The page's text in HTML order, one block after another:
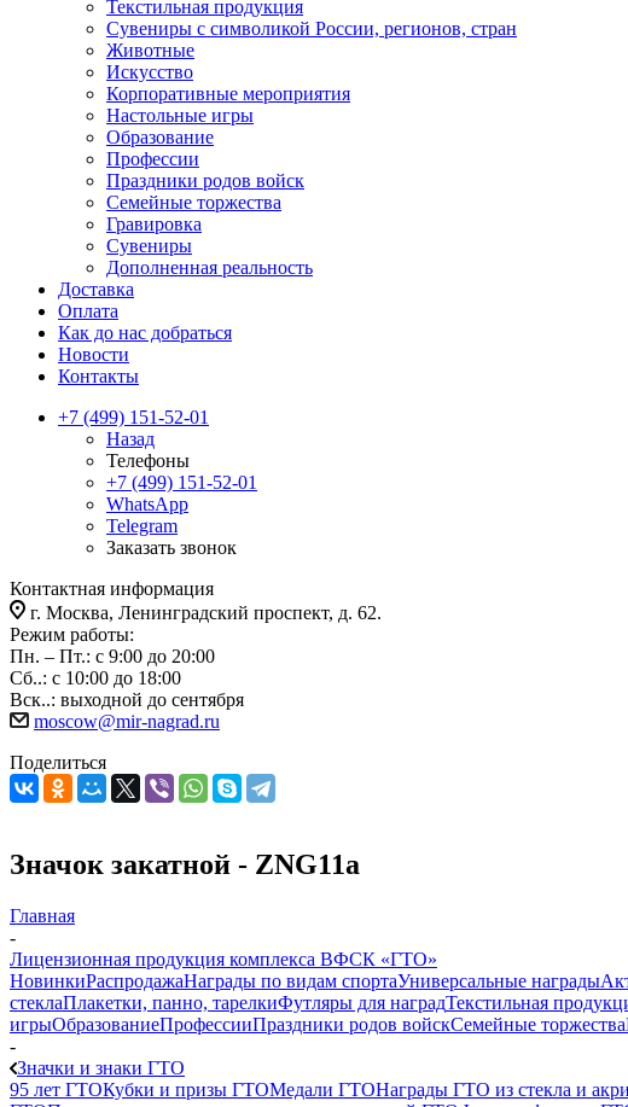
Текстильная продукция
Сувениры с символикой России, регионов, стран
Животные
Искусство
Корпоративные мероприятия
Настольные игры
Образование
Профессии
Праздники родов войск
Семейные торжества
Гравировка
Сувениры
Дополненная реальность
Доставка
Оплата
Как до нас добраться
Новости
Контакты
+7 (499) 151-52-01
Назад
Телефоны
+7 (499) 151-52-01
WhatsApp
Telegram
Заказать звонок
Контактная информация
г. Москва, Ленинградский проспект, д. 62.
Режим работы:
Пн. – Пт.: с 9:00 до 20:00
Сб..: с 10:00 до 18:00
Вск..: выходной до сентября
moscow@mir-nagrad.ru
Поделиться
Значок закатной - ZNG11a
Главная
-
Лицензионная продукция комплекса ВФСК «ГТО»
НовинкиРаспродажаНаграды по видам спортаУниверсальные награды
стеклаПлакетки, панно, тарелкиФутляры для наградТекстильная
игрыОбразованиеПрофессииПраздники родов войскСемейные торжества
-
Значки и знаки ГТО
95 лет ГТОКубки и призы ГТОМедали ГТОНаграды ГТО из стекла и